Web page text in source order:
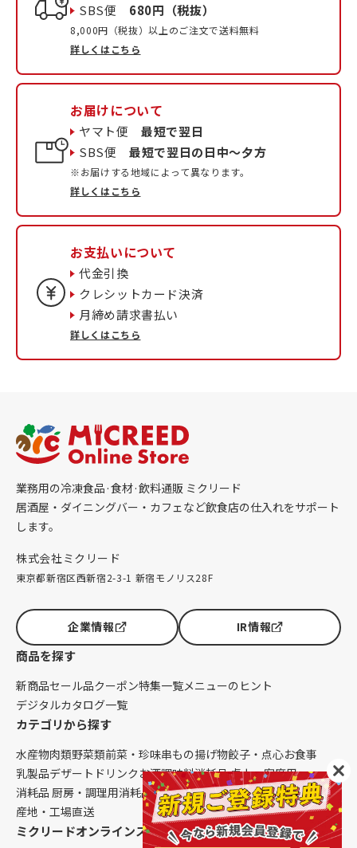
SBS便 680円（税抜）
8,000円（税抜）以上のご注文で送料無料
詳しくはこちら
お届けについて
ヤマト便最短で翌日
SBS便最短で翌日の日中〜夕方
※お届けする地域によって異なります。
詳しくはこちら
お支払いについて
代金引換
クレシットカード決済
月締め請求書払い
詳しくはこちら
業務用の冷凍食品·食材·飲料通販 ミクリード
居酒屋・ダイニングバー・カフェなど飲食店の仕入れをサポート
します。
株式会社ミクリード
東京都新宿区西新宿2-3-1 新宿モノリス28F
企業情報 IR情報
商品を探す
新商品セール品クーポン特集一覧メニューのヒント
デジタルカタログ一覧
カテゴリから探す
水産物肉類野菜類前菜・珍味串もの揚げ物餃子・点心お食事
乳製品デザート ドリンク お酒調味料消耗品 卓上・客席用
消耗品 厨房・調理用消耗品 クレンリネス生鮮品（配送便限定）
産地・工場直送
ミクリードオンラインストアについて